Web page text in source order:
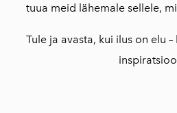
tuua meid lähemale sellele,
Tule ja avasta, kui ilus on elu